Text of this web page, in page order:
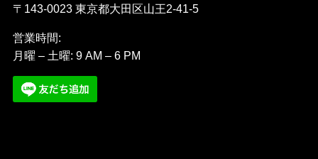
〒143-0023 東京都大田区山王2-41-5
営業時間:
月曜 – 土曜: 9 AM – 6 PM